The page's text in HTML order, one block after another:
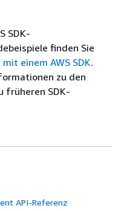
SDK-
finden Sie
einem AWS SDK.
zu den
früheren SDK-
API-Referenz